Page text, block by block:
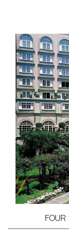
FOUR